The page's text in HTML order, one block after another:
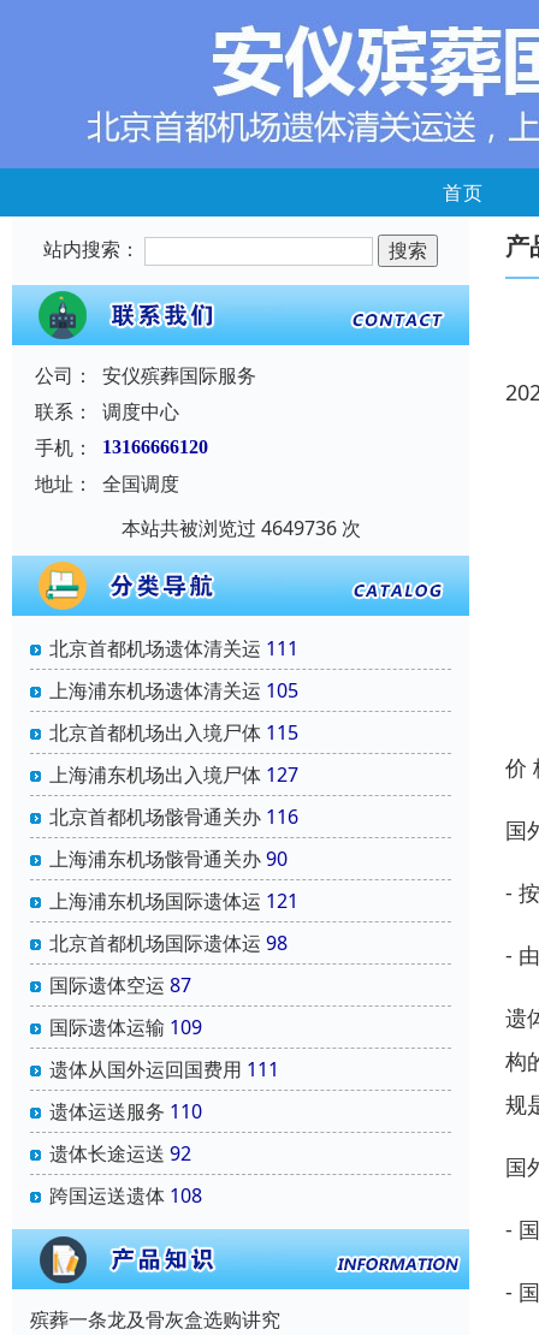
首页
站内搜索：
公司：
安仪殡葬国际服务
联系：
调度中心
手机：
13166666120
地址：
全国调度
本站共被浏览过 4649736 次
北京首都机场遗体清关运 111
上海浦东机场遗体清关运 105
北京首都机场出入境尸体 115
上海浦东机场出入境尸体 127
北京首都机场骸骨通关办 116
上海浦东机场骸骨通关办90
上海浦东机场国际遗体运 121
北京首都机场国际遗体运 98
国际遗体空运 87
国际遗体运输 109
遗体从国外运回国费用 111
遗体运送服务 110
遗体长途运送 92
跨国运送遗体 108
殡葬一条龙及骨灰盒选购讲究
产
价
国
-
-
遗
构
规
国
-
-